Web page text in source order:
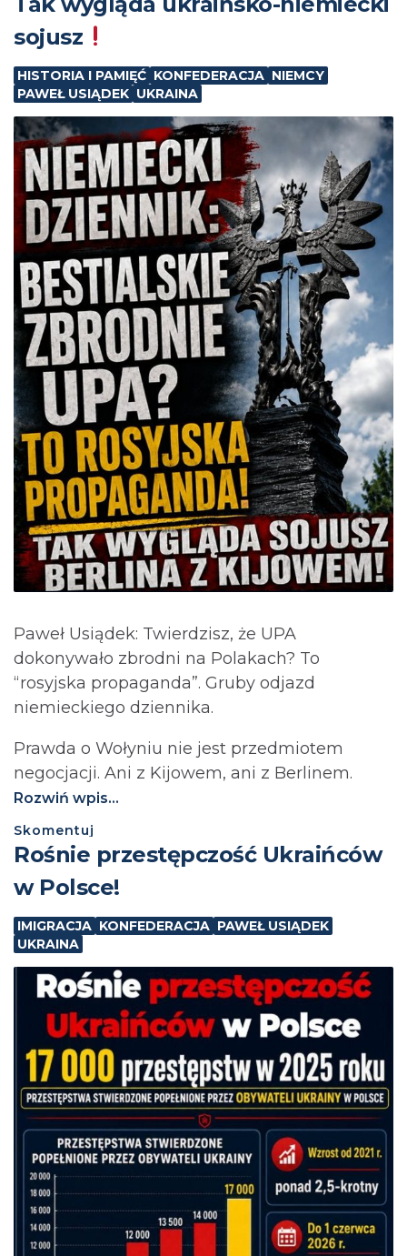
sojusz
HISTORIA I PAMIĘĆ KONFEDERACJA NIEMCY
PAWEŁ USIĄDEK UKRAINA
Paweł Usiądek: Twierdzisz, że UPA
dokonywało zbrodni na Polakach? To
“rosyjska propaganda”. Gruby odjazd
niemieckiego dziennika.
Prawda o Wołyniu nie jest przedmiotem
negocjacji. Ani z Kijowem, ani z Berlinem.⁩
Rozwiń wpis...
Skomentuj
Rośnie przestępczość Ukraińców
w Polsce!
IMIGRACJA KONFEDERACJA PAWEŁ USIĄDEK
UKRAINA